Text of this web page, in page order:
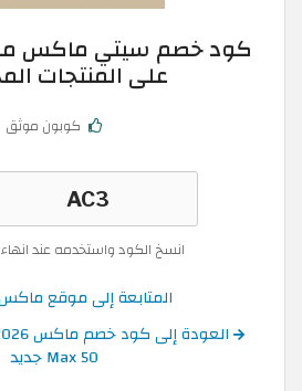
على المنتجات
كوبون موثق
انسخ الكود واستخدمه عند
المتابعة إلى موقع
Max 50 جديد